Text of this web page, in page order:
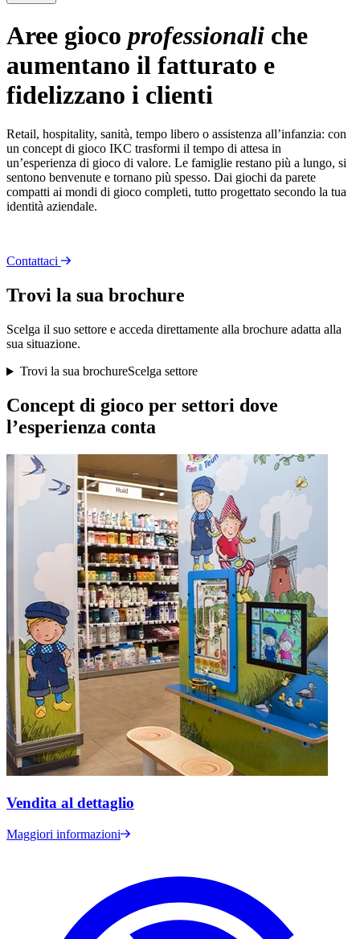
Aree gioco professionali che
aumentano il fatturato e
fidelizzano i clienti
Retail, hospitality, sanità, tempo libero o assistenza all’infanzia: con
un concept di gioco IKC trasformi il tempo di attesa in
un’esperienza di gioco di valore. Le famiglie restano più a lungo, si
sentono benvenute e tornano più spesso. Dai giochi da parete
compatti ai mondi di gioco completi, tutto progettato secondo la tua
identità aziendale.
Contattaci
Trovi la sua brochure
Scelga il suo settore e acceda direttamente alla brochure adatta alla
sua situazione.
Trovi la sua brochureScelga settore
Concept di gioco per settori dove
l’esperienza conta
Vendita al dettaglio
Maggiori informazioni